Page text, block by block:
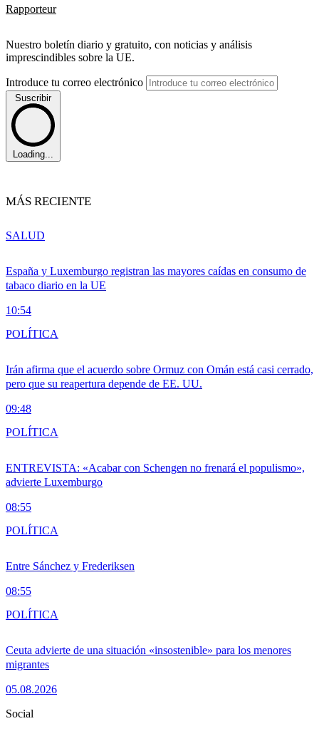
Rapporteur
Nuestro boletín diario y gratuito, con noticias y análisis
imprescindibles sobre la UE.
Introduce tu correo electrónico
Suscribir
Loading...
MÁS RECIENTE
España y Luxemburgo registran las mayores caídas en consumo de
tabaco diario en la UE
10:54
SALUD
Irán afirma que el acuerdo sobre Ormuz con Omán está casi cerrado,
pero que su reapertura depende de EE. UU.
09:48
POLÍTICA
ENTREVISTA: «Acabar con Schengen no frenará el populismo»,
advierte Luxemburgo
08:55
POLÍTICA
Entre Sánchez y Frederiksen
08:55
POLÍTICA
Ceuta advierte de una situación «insostenible» para los menores
migrantes
05.08.2026
POLÍTICA
Social